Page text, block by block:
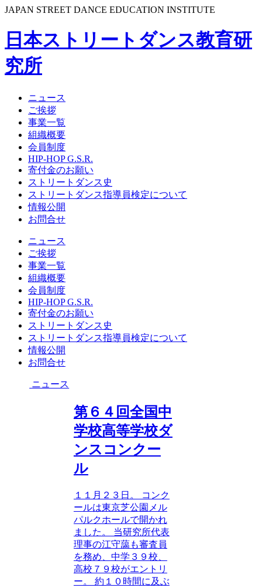
JAPAN STREET DANCE EDUCATION INSTITUTE
日本ストリートダンス教育研
究所
ニュース
ご挨拶
事業一覧
組織概要
会員制度
HIP-HOP G.S.R.
寄付金のお願い
ストリートダンス史
ストリートダンス指導員検定について
情報公開
お問合せ
ニュース
ご挨拶
事業一覧
組織概要
会員制度
HIP-HOP G.S.R.
寄付金のお願い
ストリートダンス史
ストリートダンス指導員検定について
情報公開
お問合せ
ニュース
第６４回全国中
学校高等学校ダ
ンスコンクー
ル
１１月２３日。 コンク
ールは東京芝公園メル
パルクホールで開かれ
ました。 当研究所代表
理事の江守藹も審査員
を務め、中学３９校、
高校７９校がエントリ
ー。 約１０時間に及ぶ